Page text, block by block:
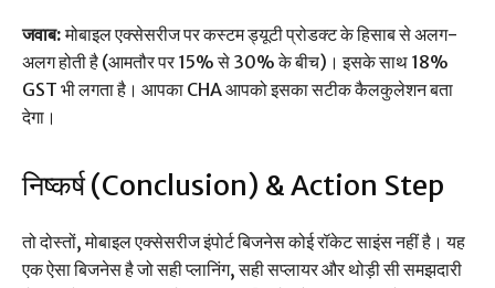
जवाब:मोबाइल एक्सेसरीज पर कस्टम ड्यूटी प्रोडक्ट के हिसाब से अलग-
अलग होती है (आमतौर पर 15% से 30% के बीच)। इसके साथ 18%
GST भी लगता है। आपका CHA आपको इसका सटीक कैलकुलेशन बता
देगा।
निष्कर्ष (Conclusion) & Action Step
तो दोस्तों, मोबाइल एक्सेसरीज इंपोर्ट बिजनेस कोई रॉकेट साइंस नहीं है। यह
एक ऐसा बिजनेस है जो सही प्लानिंग, सही सप्लायर और थोड़ी सी समझदारी